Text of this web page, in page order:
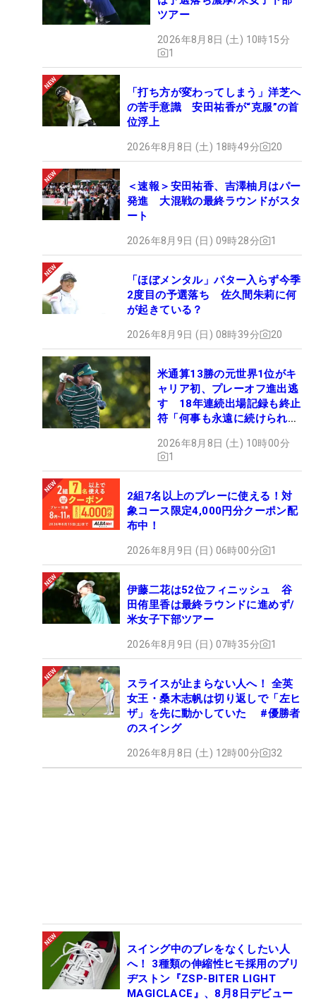
ツアー
2026年8月8日 (土) 10時15分
1
「打ち方が変わってしまう」洋芝へ
の苦手意識 安田祐香が“克服”の首
位浮上
2026年8月8日 (土) 18時49分 20
＜速報＞安田祐香、吉澤柚月はパー
発進 大混戦の最終ラウンドがスタ
ート
2026年8月9日 (日) 09時28分 1
「ほぼメンタル」パター入らず今季
2度目の予選落ち 佐久間朱莉に何
が起きている？
2026年8月9日 (日) 08時39分 20
米通算13勝の元世界1位がキ
ャリア初、プレーオフ進出逃
す 18年連続出場記録も終止
符「何事も永遠に続けられな
2026年8月8日 (土) 10時00分
1
2組7名以上のプレーに使える！対
象コース限定4,000円分クーポン配
布中！
2026年8月9日 (日) 06時00分 1
伊藤二花は52位フィニッシュ 谷
田侑里香は最終ラウンドに進めず/
米女子下部ツアー
2026年8月9日 (日) 07時35分 1
スライスが止まらない人へ！ 全英
女王・桑木志帆は切り返しで「左ヒ
ザ」を先に動かしていた #優勝者
のスイング
2026年8月8日 (土) 12時00分 32
スイング中のブレをなくしたい人
へ！ 3種類の伸縮性ヒモ採用のブリ
ヂストン『ZSP-BITER LIGHT
MAGICLACE』、8月8日デビュー